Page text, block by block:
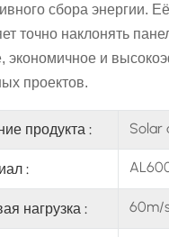
сбора энергии.
точно наклонять
экономичное и
проектов.
продукта : Solar
:
нагрузка : 60m/